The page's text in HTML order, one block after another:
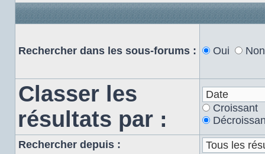
Rechercher dans les sous-forums : Oui Non
Classer les
résultats par :
Croissant
Rechercher depuis :